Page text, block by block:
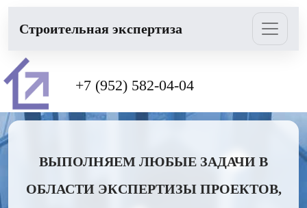
Cтроительная экспертиза
+7 (952) 582-04-04
ВЫПОЛНЯЕМ ЛЮБЫЕ ЗАДАЧИ В
ОБЛАСТИ ЭКСПЕРТИЗЫ ПРОЕКТОВ,